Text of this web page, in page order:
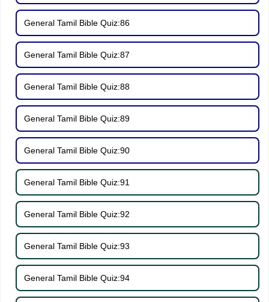
General Tamil Bible Quiz:86
General Tamil Bible Quiz:87
General Tamil Bible Quiz:88
General Tamil Bible Quiz:89
General Tamil Bible Quiz:90
General Tamil Bible Quiz:91
General Tamil Bible Quiz:92
General Tamil Bible Quiz:93
General Tamil Bible Quiz:94